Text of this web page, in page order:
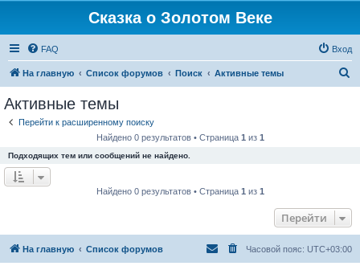
Сказка о Золотом Веке
FAQ Вход
На главную Список форумов Поиск Активные темы
Активные темы
Перейти к расширенному поиску
Найдено 0 результатов • Страница 1 из 1
Подходящих тем или сообщений не найдено.
Найдено 0 результатов • Страница 1 из 1
Перейти
На главную Список форумов Часовой пояс: UTC+03:00